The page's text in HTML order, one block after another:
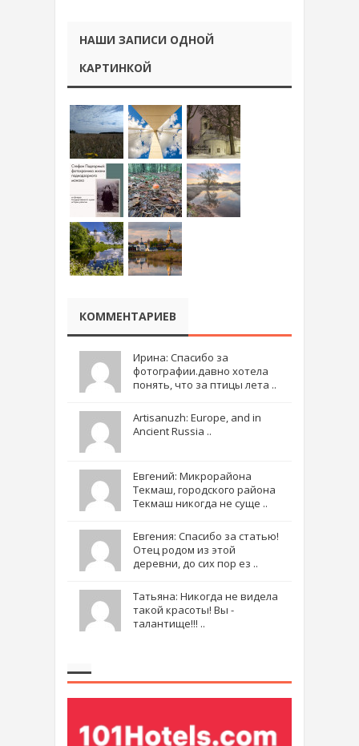
НАШИ ЗАПИСИ ОДНОЙ
КАРТИНКОЙ
КОММЕНТАРИЕВ
Ирина: Спасибо за
фотографии.давно хотела
понять, что за птицы лета ..
Artisanuzh: Europe, and in
Ancient Russia ..
Евгений: Микрорайона
Текмаш, городского района
Текмаш никогда не суще ..
Евгения: Спасибо за статью!
Отец родом из этой
деревни, до сих пор ез ..
Татьяна: Никогда не видела
такой красоты! Вы -
талантище!!! ..